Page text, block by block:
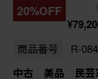
20%OFF
商品番号 R-
中古 美品 民芸